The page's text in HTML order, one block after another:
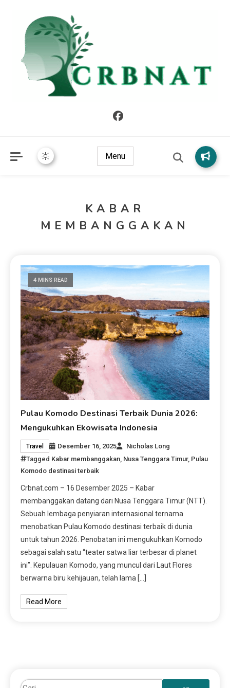
Menu
KABAR
MEMBANGGAKAN
4 MINS READ
Pulau Komodo Destinasi Terbaik Dunia 2026:
Mengukuhkan Ekowisata Indonesia
Travel Desember 16, 2025
Nicholas Long
Tagged Kabar membanggakan Nusa Tenggara Timur, Pulau
Komodo destinasi terbaik
Crbnat.com – 16 Desember 2025 – Kabar
membanggakan datang dari Nusa Tenggara Timur (NTT).
Sebuah lembaga penyiaran internasional ternama
menobatkan Pulau Komodo destinasi terbaik di dunia
untuk tahun 2026. Penobatan ini mengukuhkan Komodo
sebagai salah satu “teater satwa liar terbesar di planet
ini”. Kepulauan Komodo, yang muncul dari Laut Flores
berwarna biru kehijauan, telah lama […]
Read More